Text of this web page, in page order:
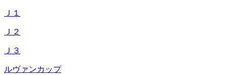
Ｊ１
Ｊ２
Ｊ３
ルヴァンカップ